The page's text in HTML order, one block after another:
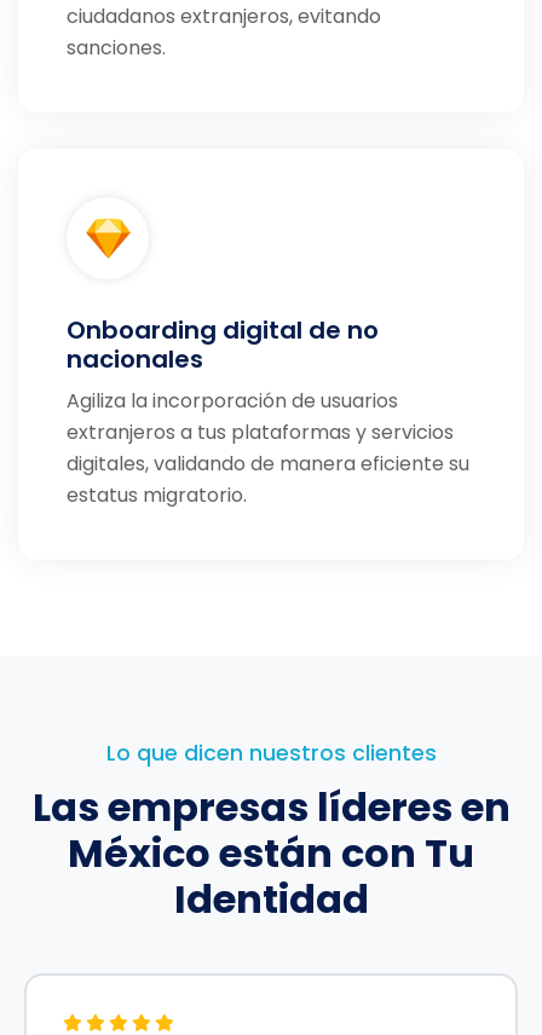
ciudadanos extranjeros, evitando
sanciones.
Onboarding digital de no
nacionales
Agiliza la incorporación de usuarios
extranjeros a tus plataformas y servicios
digitales, validando de manera eficiente su
estatus migratorio.
Lo que dicen nuestros clientes
Las empresas líderes en
Méxicoestán con Tu
Identidad